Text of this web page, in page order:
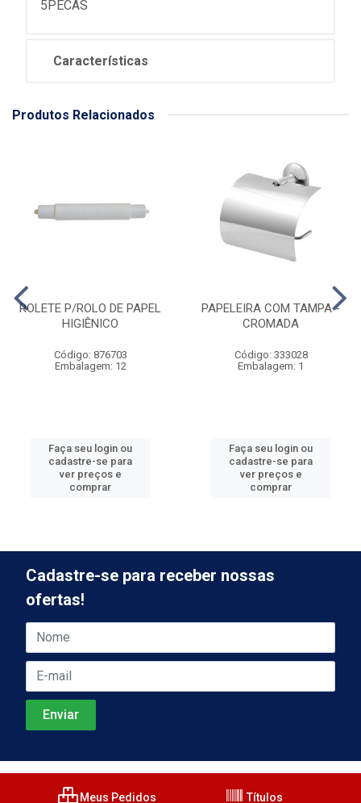
5PECAS
Características
Produtos Relacionados
ROLETE P/ROLO DE PAPEL
HIGIÊNICO
Código: 876703
Embalagem: 12
Faça seu login ou
cadastre-se para
ver preços e
comprar
PAPELEIRA COM TAMPA -
CROMADA
Código: 333028
Embalagem: 1
Faça seu login ou
cadastre-se para
ver preços e
comprar
Cadastre-se para receber nossas
ofertas!
Meus Pedidos Títulos